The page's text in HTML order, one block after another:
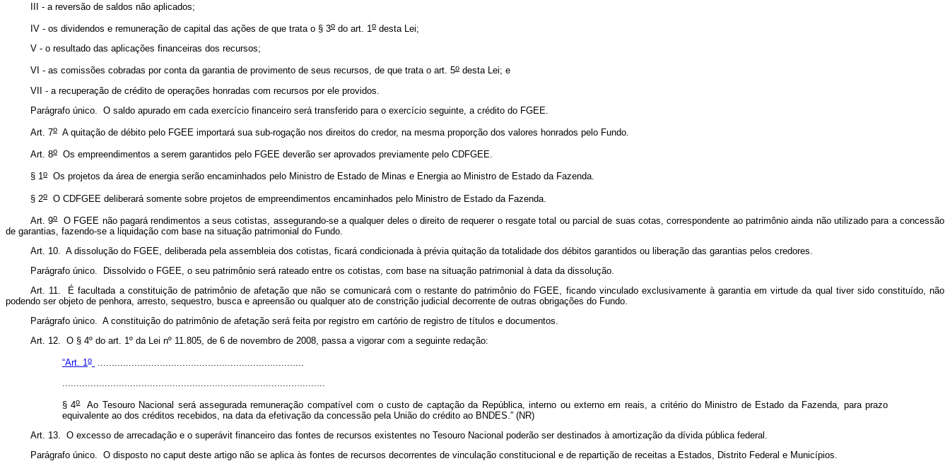
III - a reversão de saldos não aplicados;
IV - os dividendos e remuneração de capital das ações de que trata o § 3o do art. 1o desta Lei;
V - o resultado das aplicações financeiras dos recursos;
VI - as comissões cobradas por conta da garantia de provimento de seus recursos, de que trata o art. 5o desta Lei; e
VII - a recuperação de crédito de operações honradas com recursos por ele providos.
Parágrafo único. O saldo apurado em cada exercício financeiro será transferido para o exercício seguinte, a crédito do FGEE.
Art. 7o A quitação de débito pelo FGEE importará sua sub-rogação nos direitos do credor, na mesma proporção dos valores honrados pelo Fundo.
Art. 8o Os empreendimentos a serem garantidos pelo FGEE deverão ser aprovados previamente pelo CDFGEE.
§ 1o Os projetos da área de energia serão encaminhados pelo Ministro de Estado de Minas e Energia ao Ministro de Estado da Fazenda.
§ 2o O CDFGEE deliberará somente sobre projetos de empreendimentos encaminhados pelo Ministro de Estado da Fazenda.
Art. 9oO FGEE não pagará rendimentos a seus cotistas, assegurando-se a qualquer deles o direito de requerer o resgate total ou parcial de suas cotas, correspondente ao patrimônio ainda não utilizado para a concessão
de garantias, fazendo-se a liquidação com base na situação patrimonial do Fundo.
Art. 10. A dissolução do FGEE, deliberada pela assembleia dos cotistas, ficará condicionada à prévia quitação da totalidade dos débitos garantidos ou liberação das garantias pelos credores.
Parágrafo único. Dissolvido o FGEE, o seu patrimônio será rateado entre os cotistas, com base na situação patrimonial à data da dissolução.
Art. 11. É facultada a constituição de patrimônio de afetação que não se comunicará com o restante do patrimônio do FGEE, ficando vinculado exclusivamente à garantia em virtude da qual tiver sido constituído, não
podendo ser objeto de penhora, arresto, sequestro, busca e apreensão ou qualquer ato de constrição judicial decorrente de outras obrigações do Fundo.
Parágrafo único. A constituição do patrimônio de afetação será feita por registro em cartório de registro de títulos e documentos.
Art. 12. O § 4º do art. 1º da Lei nº 11.805, de 6 de novembro de 2008, passa a vigorar com a seguinte redação:
“Art. 1o
.........................................................................
§ 4oAo Tesouro Nacional será assegurada remuneração compatível com o custo de captação da República, interno ou externo em reais, a critério do Ministro de Estado da Fazenda, para prazo
equivalente ao dos créditos recebidos, na data da efetivação da concessão pela União do crédito ao BNDES.” (NR)
Art. 13. O excesso de arrecadação e o superávit financeiro das fontes de recursos existentes no Tesouro Nacional poderão ser destinados à amortização da dívida pública federal.
Parágrafo único. O disposto no caput deste artigo não se aplica às fontes de recursos decorrentes de vinculação constitucional e de repartição de receitas a Estados, Distrito Federal e Municípios.